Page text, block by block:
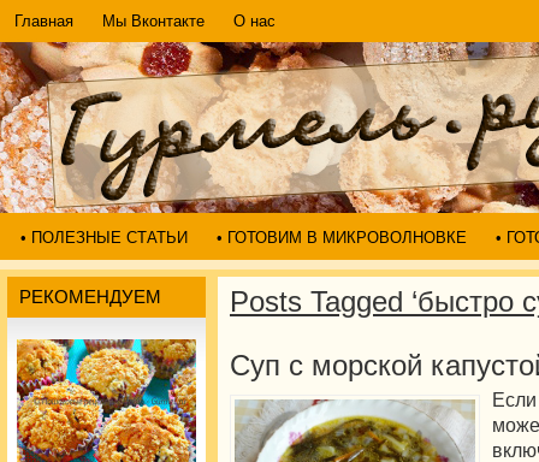
Главная Мы Вконтакте О нас
• ПОЛЕЗНЫЕ СТАТЬИ • ГОТОВИМ В МИКРОВОЛНОВКЕ •
РЕКОМЕНДУЕМ
Posts Tagged ‘быстро
Суп с морской